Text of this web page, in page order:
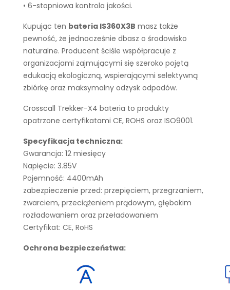
• 6-stopniowa kontrola jakości.
Kupując ten bateria IS360X3B masz także
pewność, że jednocześnie dbasz o środowisko
naturalne. Producent ściśle współpracuje z
organizacjami zajmującymi się szeroko pojętą
edukacją ekologiczną, wspierającymi selektywną
zbiórkę oraz maksymalny odzysk odpadów.
Crosscall Trekker-X4 bateria to produkty
opatrzone certyfikatami CE, ROHS oraz ISO9001.
Specyfikacja techniczna:
Gwarancja: 12 miesięcy
Napięcie: 3.85V
Pojemność: 4400mAh
zabezpieczenie przed: przepięciem, przegrzaniem,
zwarciem, przeciążeniem prądowym, głębokim
rozładowaniem oraz przeładowaniem
Certyfikat: CE, RoHS
Ochrona bezpieczeństwa: